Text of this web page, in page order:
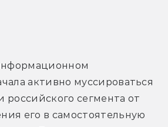
активно муссироваться
российского сегмента от
его в самостоятельную